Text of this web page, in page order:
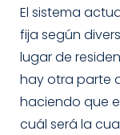
El sistema
fija según
lugar de
hay otra parte
haciendo que
cuál será la